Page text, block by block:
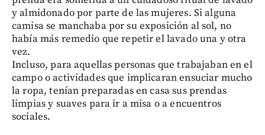
y almidonado por parte de las mujeres. Si alguna
camisa se manchaba por su exposición al sol, no
había más remedio que repetir el lavado una y otra
vez.
Incluso, para aquellas personas que trabajaban en el
campo o actividades que implicaran ensuciar mucho
la ropa, tenían preparadas en casa sus prendas
limpias y suaves para ir a misa o a encuentros
sociales.